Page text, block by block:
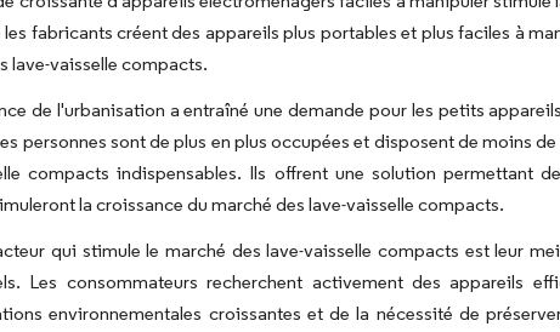
fabricants créent des appareils plus portables et plus faciles à
lave-vaisselle compacts.
de l'urbanisation a entraîné une demande pour les petits
personnes sont de plus en plus occupées et disposent de moins
compacts indispensables. Ils offrent une solution permettant
la croissance du marché des lave-vaisselle compacts.
qui stimule le marché des lave-vaisselle compacts est leur
Les consommateurs recherchent activement des appareils
environnementales croissantes et de la nécessité de